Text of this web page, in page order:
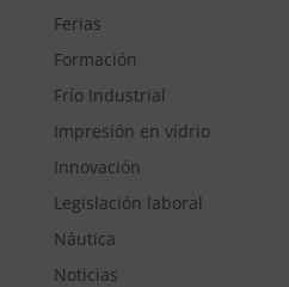
Ferias
Formación
Frío Industrial
Impresión en vidrio
Innovación
Legislación laboral
Náutica
Noticias